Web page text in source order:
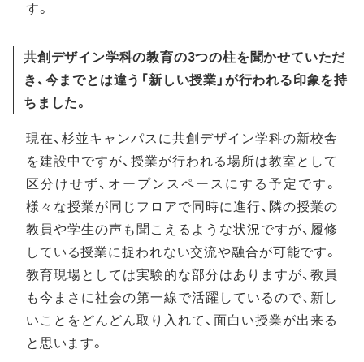
す。
共創デザイン学科の教育の3つの柱を聞かせていただ
き、今までとは違う「新しい授業」が行われる印象を持
ちました。
現在、杉並キャンパスに共創デザイン学科の新校舎
を建設中ですが、授業が行われる場所は教室として
区分けせず、オープンスペースにする予定です。
様々な授業が同じフロアで同時に進行、隣の授業の
教員や学生の声も聞こえるような状況ですが、履修
している授業に捉われない交流や融合が可能です。
教育現場としては実験的な部分はありますが、教員
も今まさに社会の第一線で活躍しているので、新し
いことをどんどん取り入れて、面白い授業が出来る
と思います。